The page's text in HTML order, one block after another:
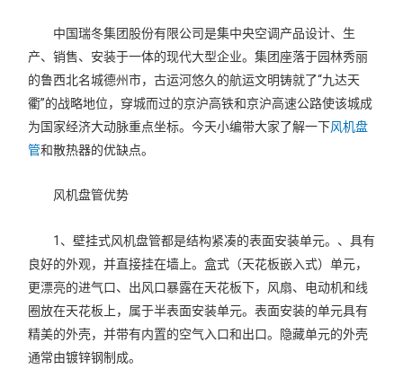
中国瑞冬集团股份有限公司是集中央空调产品设计、生
产、销售、安装于一体的现代大型企业。集团座落于园林秀丽
的鲁西北名城德州市，古运河悠久的航运文明铸就了“九达天
衢”的战略地位，穿城而过的京沪高铁和京沪高速公路使该城成
为国家经济大动脉重点坐标。今天小编带大家了解一下风机盘
管和散热器的优缺点。
风机盘管优势
1、壁挂式风机盘管都是结构紧凑的表面安装单元。、具有
良好的外观，并直接挂在墙上。盒式（天花板嵌入式）单元，
更漂亮的进气口、出风口暴露在天花板下，风扇、电动机和线
圈放在天花板上，属于半表面安装单元。表面安装的单元具有
精美的外壳，并带有内置的空气入口和出口。隐藏单元的外壳
通常由镀锌钢制成。